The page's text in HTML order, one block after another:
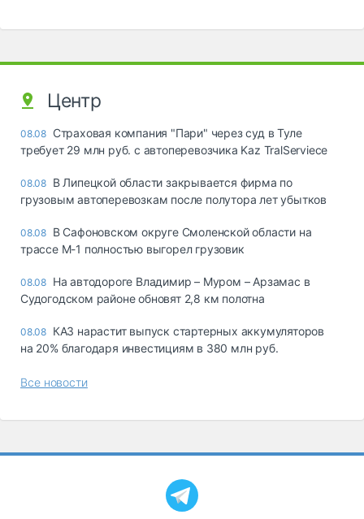
Центр
08.08 Страховая компания "Пари" через суд в Туле
требует 29 млн руб. с автоперевозчика Kaz TralServiece
08.08 В Липецкой области закрывается фирма по
грузовым автоперевозкам после полутора лет убытков
08.08 В Сафоновском округе Смоленской области на
трассе М-1 полностью выгорел грузовик
08.08 На автодороге Владимир – Муром – Арзамас в
Судогодском районе обновят 2,8 км полотна
08.08 КАЗ нарастит выпуск стартерных аккумуляторов
на 20% благодаря инвестициям в 380 млн руб.
Все новости